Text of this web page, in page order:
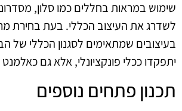
שימוש במראות בחללים כמו סלון,
לשדרג את העיצוב הכללי. בעת בחירת
בעיצובים שמתאימים לסגנון הכללי של
יתפקדו ככלי פונקציונלי, אלא גם כאלמנט
תכנון פתחים נוספים